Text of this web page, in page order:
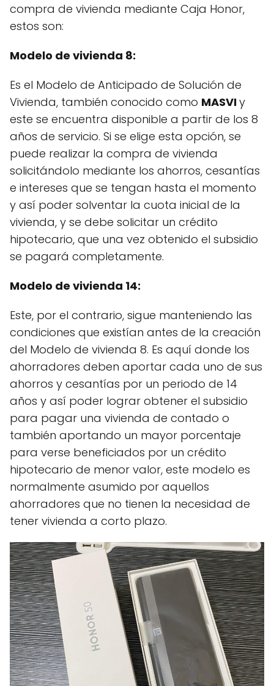
compra de vivienda mediante Caja Honor,
estos son:
Modelo de vivienda 8:
Es el Modelo de Anticipado de Solución de
Vivienda, también conocido como MASVIy
este se encuentra disponible a partir de los 8
años de servicio. Si se elige esta opción, se
puede realizar la compra de vivienda
solicitándolo mediante los ahorros, cesantías
e intereses que se tengan hasta el momento
y así poder solventar la cuota inicial de la
vivienda, y se debe solicitar un crédito
hipotecario, que una vez obtenido el subsidio
se pagará completamente.
Modelo de vivienda 14:
Este, por el contrario, sigue manteniendo las
condiciones que existían antes de la creación
del Modelo de vivienda 8. Es aquí donde los
ahorradores deben aportar cada uno de sus
ahorros y cesantías por un periodo de 14
años y así poder lograr obtener el subsidio
para pagar una vivienda de contado o
también aportando un mayor porcentaje
para verse beneficiados por un crédito
hipotecario de menor valor, este modelo es
normalmente asumido por aquellos
ahorradores que no tienen la necesidad de
tener vivienda a corto plazo.